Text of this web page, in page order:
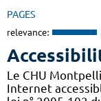
PAGES
relevance:
Le CHU
Internet